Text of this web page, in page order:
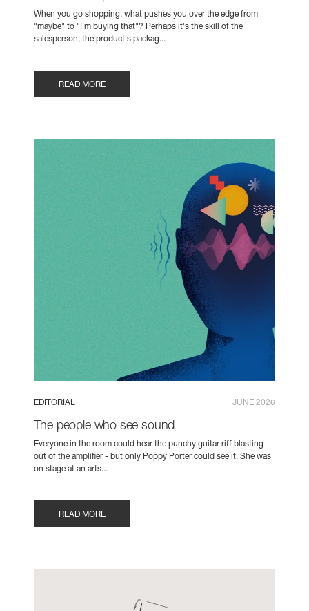
When you go shopping, what pushes you over the edge from
"maybe" to "I'm buying that"? Perhaps it's the skill of the
salesperson, the product's packag...
READ MORE
EDITORIAL JUNE 2026
The people who see sound
Everyone in the room could hear the punchy guitar riff blasting
out of the amplifier - but only Poppy Porter could see it. She was
on stage at an arts...
READ MORE